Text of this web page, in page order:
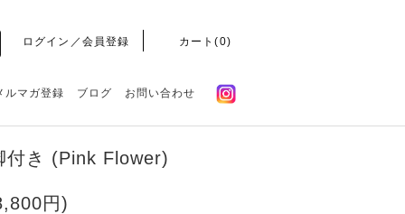
ログイン／会員登録 カート(0)
ルマガ登録 ブログ お問い合わせ
付き (Pink Flower)
円)